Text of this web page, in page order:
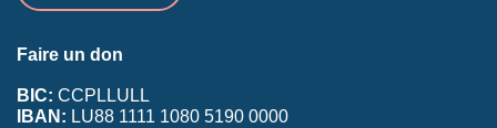
Faire un don
BIC: CCPLLULL
IBAN: LU88 1111 1080 5190 0000